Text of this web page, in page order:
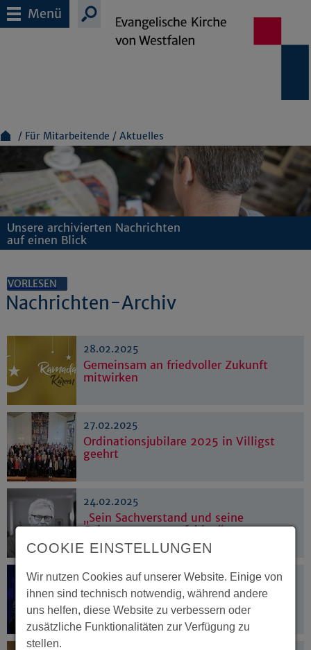
Menü
Für Mitarbeitende Aktuelles
Unsere archivierten Nachrichten
auf einen Blick
VORLESEN
Nachrichten-Archiv
28.02.2025
Gemeinsam an friedvoller Zukunft
mitwirken
27.02.2025
Ordinationsjubilare 2025 in Villigst
geehrt
24.02.2025
„Sein Sachverstand und seine
Geistesgegenwart fehlen“
21.02.2025
Mahnung zu Kompromissen
COOKIE EINSTELLUNGEN
Wir nutzen Cookies auf unserer Website. Einige von
ihnen sind technisch notwendig, während andere
uns helfen, diese Website zu verbessern oder
zusätzliche Funktionalitäten zur Verfügung zu
stellen.